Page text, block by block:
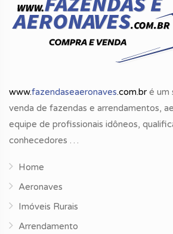
www.fazendaseaeronaves.com.br é um
venda de fazendas e arrendamentos,
equipe de profissionais idôneos,
conhecedores …
Home
Aeronaves
Imóveis Rurais
Arrendamento